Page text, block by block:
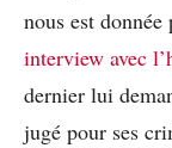
nous est
interview avec
dernier lui
jugé pour ses